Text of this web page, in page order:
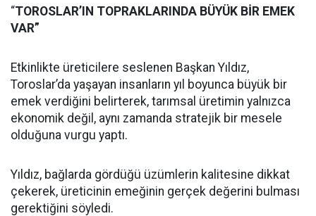
“TOROSLAR’IN TOPRAKLARINDA BÜYÜK BİR EMEK
VAR”
Etkinlikte üreticilere seslenen Başkan Yıldız,
Toroslar’da yaşayan insanların yıl boyunca büyük bir
emek verdiğini belirterek, tarımsal üretimin yalnızca
ekonomik değil, aynı zamanda stratejik bir mesele
olduğuna vurgu yaptı.
Yıldız, bağlarda gördüğü üzümlerin kalitesine dikkat
çekerek, üreticinin emeğinin gerçek değerini bulması
gerektiğini söyledi.